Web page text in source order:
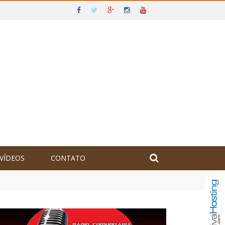
VÍDEOS CONTATO